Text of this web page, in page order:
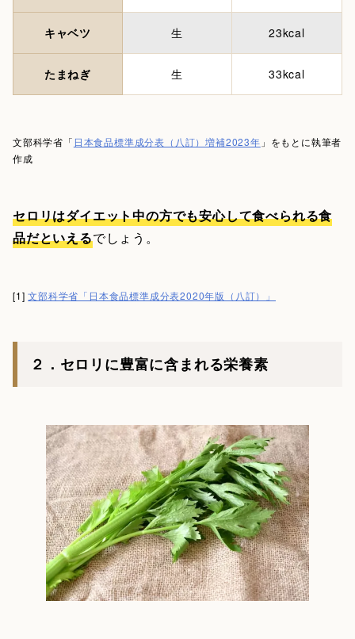
キャベツ 生 23kcal
たまねぎ 生 33kcal
文部科学省「 日本食品標準成分表（八訂）増補2023年 」をもとに執筆者
作成
セロリはダイエット中の方でも安心して食べられる食
品だといえるでしょう。
[1]文部科学省「日本食品標準成分表2020年版（八訂）」
２．セロリに豊富に含まれる栄養素